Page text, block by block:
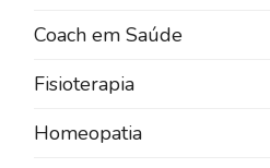
Coach em Saúde
Fisioterapia
Homeopatia